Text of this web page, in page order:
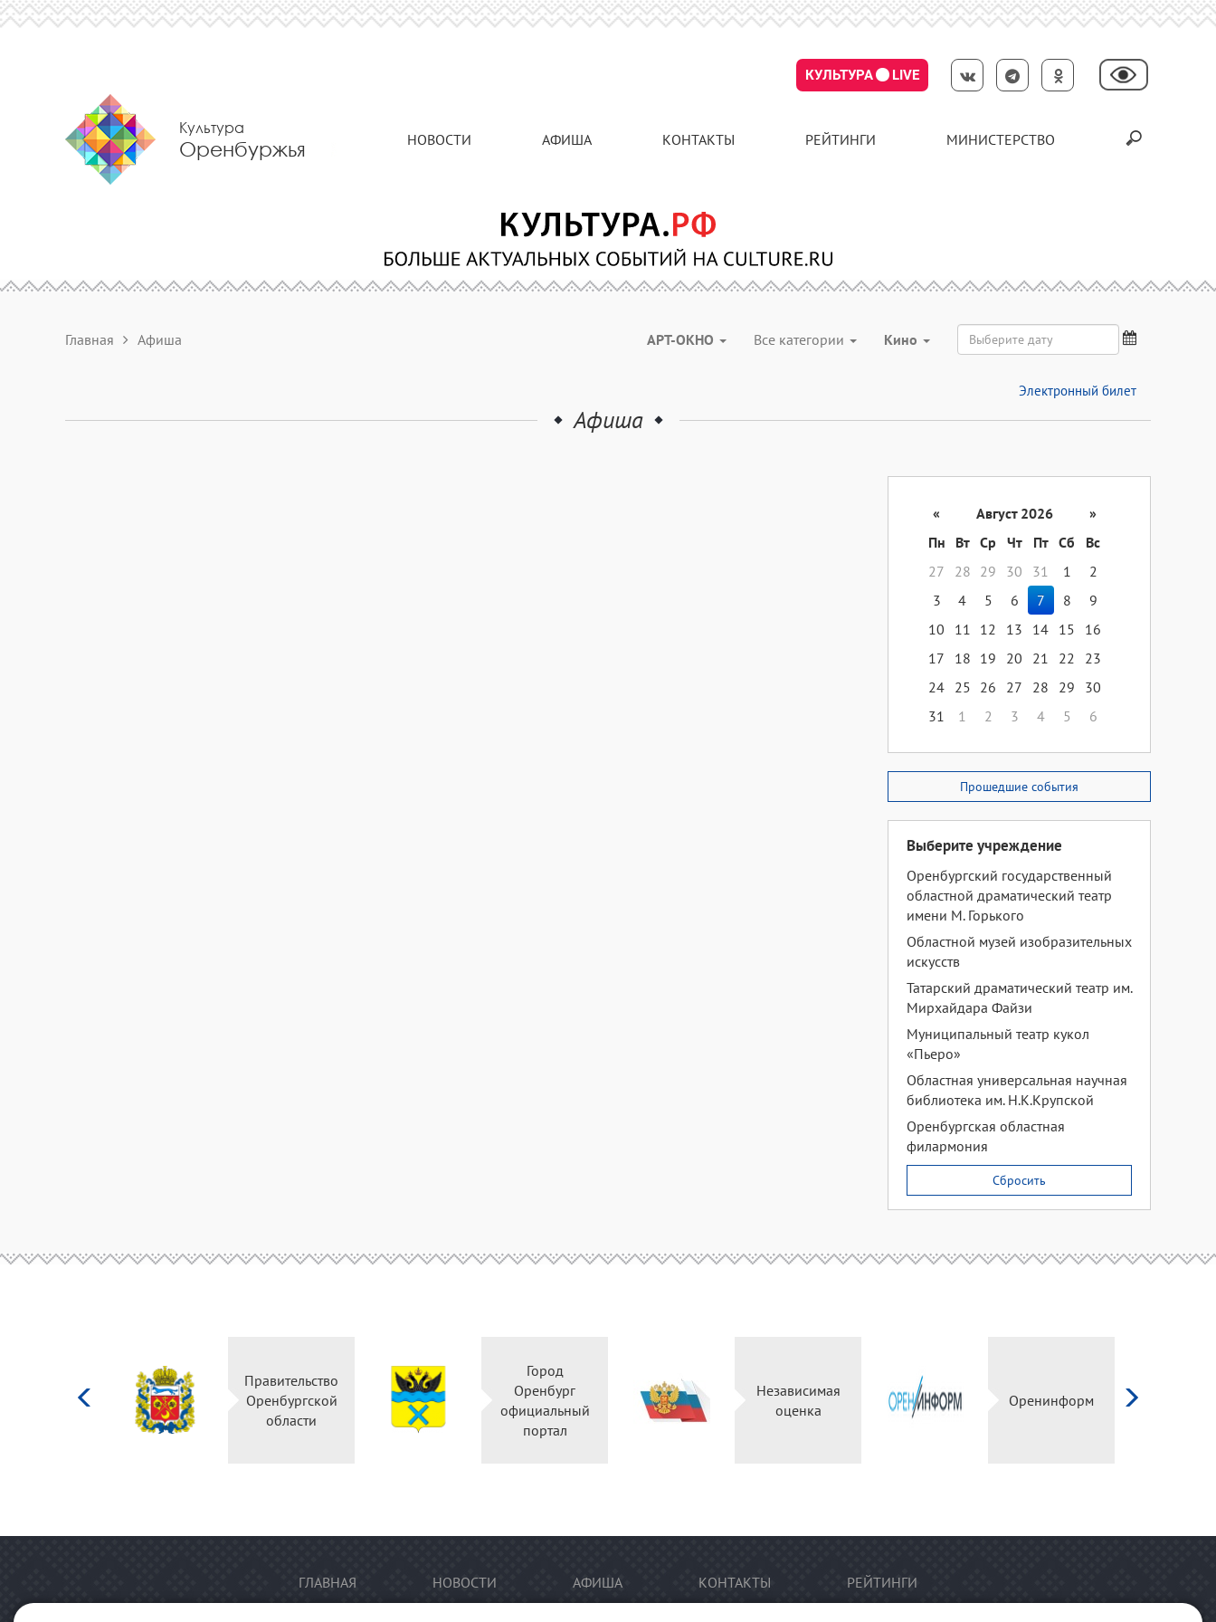
КУЛЬТУРА LIVE
Культура
Оренбуржья НОВОСТИ АФИША КОНТАКТЫ РЕЙТИНГИ МИНИСТЕРСТВО
Главная Афиша АРТ-ОКНО Все категории Кино
Электронный билет
Афиша
« Август 2026
»
Пн
Вт Ср Чт Пт Сб
Вс
27
28 29 30 31 1
2
3
4 5 6 7 8
9
10
11 12 13 14 15
16
17
18 19 20 21 22
23
24 25 26 27 28 29
30
31
1 2 3 4 5 6
Прошедшие события
Выберите учреждение
Оренбургский государственный
областной драматический театр
имени М. Горького
Областной музей изобразительных
искусств
Татарский драматический театр им.
Мирхайдара Файзи
Муниципальный театр кукол
«Пьеро»
Областная универсальная научная
библиотека им. Н.К.Крупской
Оренбургская областная
филармония
Сбросить
Правительство
Оренбургской
области
Город
Оренбург
официальный
портал
Независимая
оценка
Оренинформ
ГЛАВНАЯ НОВОСТИ АФИША КОНТАКТЫ РЕЙТИНГИ